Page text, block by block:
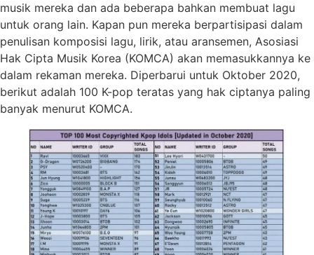
musik mereka dan ada beberapa bahkan membuat lagu
untuk orang lain. Kapan pun mereka berpartisipasi dalam
penulisan komposisi lagu, lirik, atau aransemen, Asosiasi
Hak Cipta Musik Korea (KOMCA) akan memasukkannya ke
dalam rekaman mereka. Diperbarui untuk Oktober 2020,
berikut adalah 100 K-pop teratas yang hak ciptanya paling
banyak menurut KOMCA.